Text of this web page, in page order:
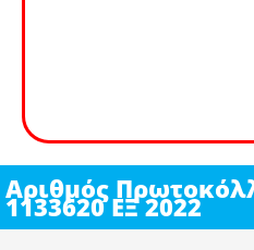
Αριθμός
1133620 ΕΞ 2022